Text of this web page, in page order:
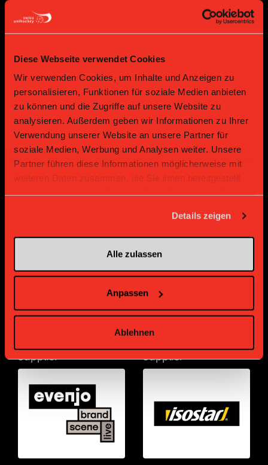
Diese Webseite verwendet Cookies
Wir verwenden Cookies, um Inhalte und Anzeigen zu
personalisieren, Funktionen für soziale Medien anbieten
zu können und die Zugriffe auf unsere Website zu
analysieren. Außerdem geben wir Informationen zu Ihrer
Verwendung unserer Website an unsere Partner für
soziale Medien, Werbung und Analysen weiter. Unsere
Partner führen diese Informationen möglicherweise mit
weiteren Daten zusammen, die Sie ihnen bereitgestellt
Details zeigen
Alle zulassen
Anpassen
Ablehnen
Bronze Partner
Supplier Supplier